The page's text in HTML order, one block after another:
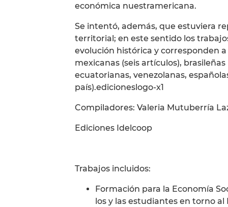
económica nuestramericana.
Se intentó, además, que estuviera
territorial; en este sentido los
evolución histórica y corresponden
mexicanas (seis artículos),
ecuatorianas, venezolanas,
país).edicioneslogo-x1
Compiladores: Valeria Mutuberría
Ediciones Idelcoop
Trabajos incluidos:
Formación para la Economía
los y las estudiantes en torno al